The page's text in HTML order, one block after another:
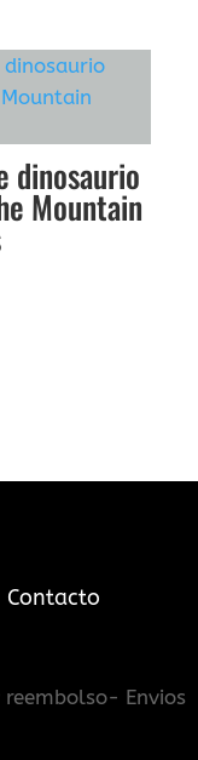
dinosaurio
Mountain
Contacto
Envios